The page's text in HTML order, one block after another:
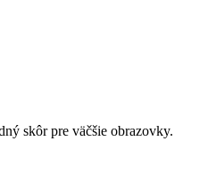
skôr pre väčšie obrazovky.